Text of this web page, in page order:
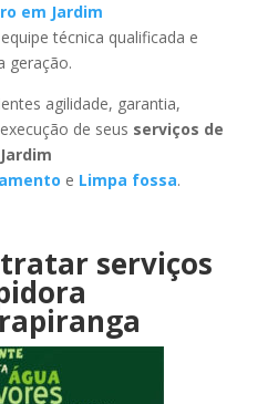
em Jardim
técnica qualificada e
geração.
agilidade, garantia,
de seus serviços de
e Limpa fossa.
serviços